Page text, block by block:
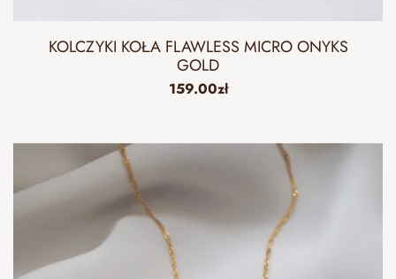
KOLCZYKI KOŁA FLAWLESS MICRO ONYKS
GOLD
159.00zł